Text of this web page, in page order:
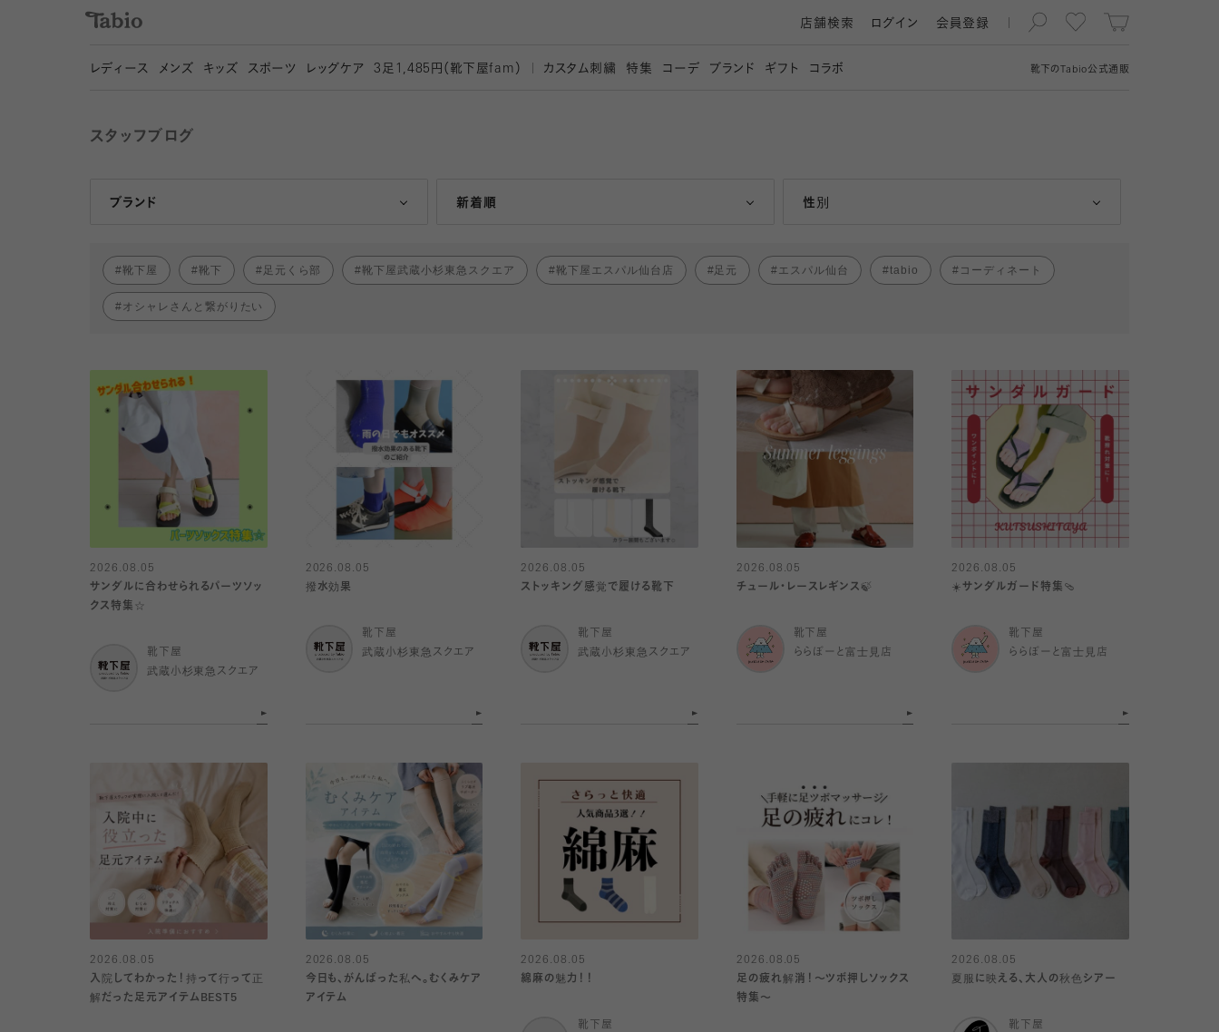
靴下の Tabio公式通販
店舗検索 ログイン 会員登録
レディース メンズ キッズ スポーツ レッグケア 3 足1,485円（靴下屋fam） カスタム刺繍 特集 コーデ ブランド ギフト コラボ
スタッフブログ
ブランド
Tabio 新着順
人気ランキング順 性別
女性
靴下屋 靴下 足元くら部 靴下屋武蔵小杉東急スクエア 靴下屋エスパル仙台店 足元 エスパル仙台 tabio コーディネート
オシャレさんと繋がりたい
2026.08.05
サンダルに合わせられるパーツソッ
クス特集☆
靴下屋
武蔵小杉東急スクエア
2026.08.05
撥水効果
靴下屋
武蔵小杉東急スクエア
2026.08.05
ストッキング感覚で履ける靴下
靴下屋
武蔵小杉東急スクエア
2026.08.05
チュール・レースレギンス🍃
靴下屋
ららぽーと富士見店
2026.08.05
☀️サンダルガード特集🩴
靴下屋
ららぽーと富士見店
2026.08.05
入院してわかった！持って行って正
解だった足元アイテムBEST5
2026.08.05
今日も、がんばった私へ。むくみケア
アイテム
2026.08.05
綿麻の魅力！！
靴下屋
2026.08.05
足の疲れ解消！〜ツボ押しソックス
特集〜
2026.08.05
夏服に映える、大人の秋色シアー
靴下屋